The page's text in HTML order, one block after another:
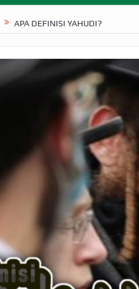
CARA MEMBAYAR ZAKAT UANG?
BATIL VS ISTIDLAL SYAR’I
ZAKAT KEPADA
APA DEFINISI YAHUDI?